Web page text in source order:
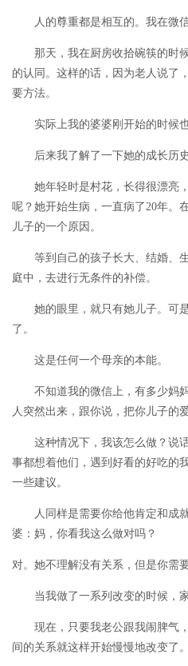
人的尊重都是相互的。我在微信
那天，我在厨房收拾碗筷的时候
的认同。这样的话，因为老人说了
要方法。
实际上我的婆婆刚开始的时候也
后来我了解了一下她的成长历史
她年轻时是村花，长得很漂亮，
呢？她开始生病，一直病了20年
儿子的一个原因。
等到自己的孩子长大、结婚、生
庭中，去进行无条件的补偿。
她的眼里，就只有她儿子。可是
了。
这是任何一个母亲的本能。
不知道我的微信上，有多少妈妈
人突然出来，跟你说，把你儿子的
这种情况下，我该怎么做？说话
事都想着他们，遇到好看的好吃的
一些建议。
人同样是需要你给他肯定和成就
婆：妈，你看我这么做对吗？
对。她不理解没有关系，但是你需
当我做了一系列改变的时候，家
现在，只要我老公跟我闹脾气，
间的关系就这样开始慢慢地改变了。